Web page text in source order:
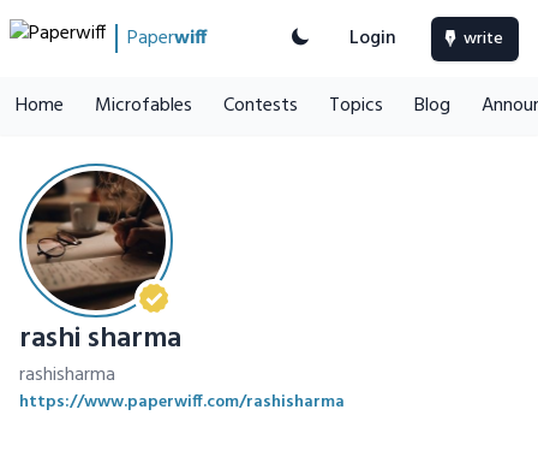
Paperwiff Login write
Home Microfables Contests Topics Blog
rashi sharma
rashisharma
https://www.paperwiff.com/rashisharma